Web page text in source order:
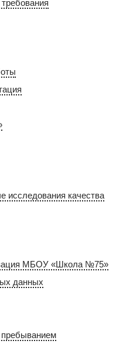
исследования качества
МБОУ «Школа №75»
данных